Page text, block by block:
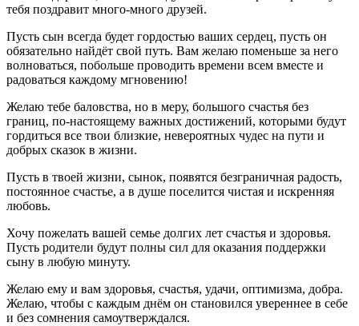
тебя поздравит много-много друзей.
Пусть сын всегда будет гордостью ваших сердец, пусть он
обязательно найдёт свой путь. Вам желаю поменьше за него
волноваться, побольше проводить времени всем вместе и
радоваться каждому мгновению!
Желаю тебе баловства, но в меру, большого счастья без
границ, по-настоящему важных достижений, которыми будут
гордиться все твои близкие, невероятных чудес на пути и
добрых сказок в жизни.
Пусть в твоей жизни, сынок, появятся безграничная радость,
постоянное счастье, а в душе поселится чистая и искренняя
любовь.
Хочу пожелать вашей семье долгих лет счастья и здоровья.
Пусть родители будут полны сил для оказания поддержки
сыну в любую минуту.
Желаю ему и вам здоровья, счастья, удачи, оптимизма, добра.
Желаю, чтобы с каждым днём он становился увереннее в себе
и без сомнения самоутверждался.